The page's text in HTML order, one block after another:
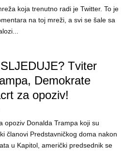
koja trenutno radi je Twitter. To je
na toj mreži, a svi se šale sa
Tviter
Demokrate
za opoziv!
opoziv Donalda Trampa koji su
članovi Predstavničkog doma nakon
u Kapitol, američki predsednik se